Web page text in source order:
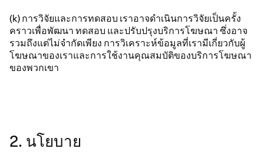
(k) การวิจัยและการทดสอบ เราอาจดำเนินการวิจัยเป็นครั้ง
คราวเพื่อพัฒนา ทดสอบ และปรับปรุงบริการโฆษณา ซึ่งอาจ
รวมถึงแต่ไม่จำกัดเพียง การวิเคราะห์ข้อมูลที่เรามีเกี่ยวกับผู้
โฆษณาของเราและการใช้งานคุณสมบัติของบริการโฆษณา
ของพวกเขา
2. นโยบาย